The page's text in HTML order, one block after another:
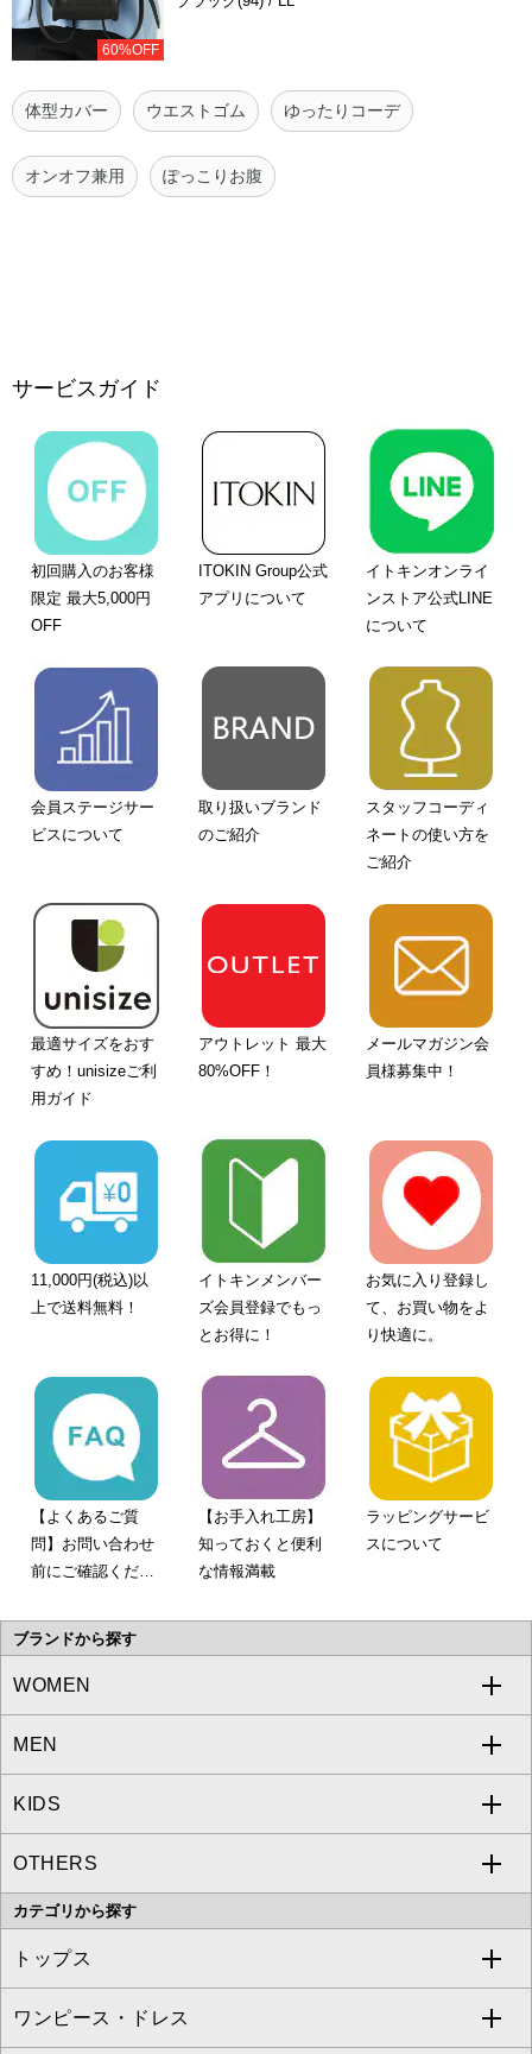
60%OFF
体型カバー ウエストゴム ゆったりコーデ
オンオフ兼用 ぽっこりお腹
サービスガイド
初回購入のお客様
限定 最大5,000円
OFF
ITOKIN Group公式
アプリについて
イトキンオンライ
ンストア公式LINE
について
会員ステージサー
ビスについて
取り扱いブランド
のご紹介
スタッフコーディ
ネートの使い方を
ご紹介
最適サイズをおす
すめ！unisizeご利
用ガイド
アウトレット 最大
80%OFF！
メールマガジン会
員様募集中！
11,000円(税込)以
上で送料無料！
イトキンメンバー
ズ会員登録でもっ
とお得に！
お気に入り登録し
て、お買い物をよ
り快適に。
【よくあるご質
問】お問い合わせ
前にご確認くださ
【お手入れ工房】
知っておくと便利
な情報満載
ラッピングサービ
スについて
ブランドから探す
WOMEN
a.v.v
MICHEL KLEIN
MK MICHEL KLEIN
OFUON le MK
MEN
a.v.v
MICHEL KLEIN HOMME
MK MICHEL KLEIN HOMME
KIDS
a.v.v
OTHERS
MK MICHEL KLEIN BAG
カテゴリから探す
トップス
すべてのトップス
ワンピース・ドレス